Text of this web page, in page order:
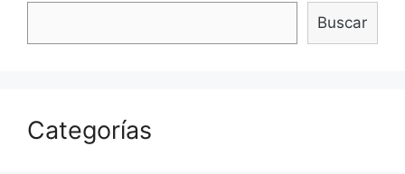
Buscar
Categorías